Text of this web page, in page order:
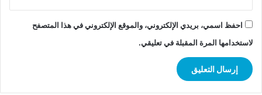
احفظ اسمي، بريدي الإلكتروني، والموقع الإلكتروني في هذا المتصفح
لاستخدامها المرة المقبلة في تعليقي.